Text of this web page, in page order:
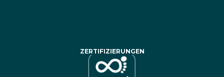
ZERTIFIZIERUNGEN